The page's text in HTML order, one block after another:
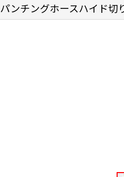
ンチングホースハイド